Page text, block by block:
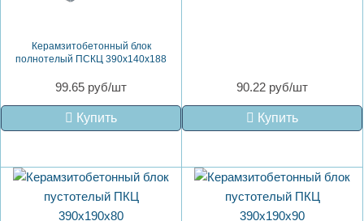
Керамзитобетонный блок
полнотелый ПСКЦ 390х140х188
99.65 руб/шт
Купить
90.22 руб/шт
Купить